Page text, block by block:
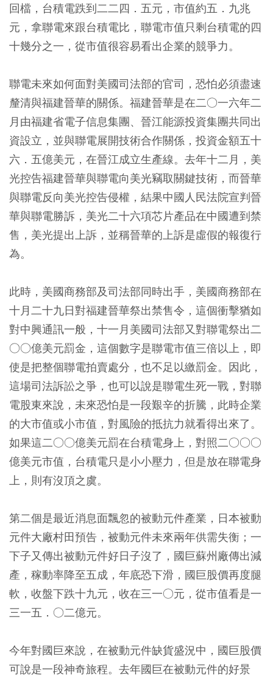
回檔，台積電跌到二二四．五元，市值約五．九兆
元，拿聯電來跟台積電比，聯電市值只剩台積電的四
十幾分之一，從市值很容易看出企業的競爭力。
聯電未來如何面對美國司法部的官司，恐怕必須盡速
釐清與福建晉華的關係。福建晉華是在二○一六年二
月由福建省電子信息集團、晉江能源投資集團共同出
資設立，並與聯電展開技術合作關係，投資金額五十
六．五億美元，在晉江成立生產線。去年十二月，美
光控告福建晉華與聯電向美光竊取關鍵技術，而晉華
與聯電反向美光控告侵權，結果中國人民法院宣判晉
華與聯電勝訴，美光二十六項芯片產品在中國遭到禁
售，美光提出上訴，並稱晉華的上訴是虛假的報復行
為。
此時，美國商務部及司法部同時出手，美國商務部在
十月二十九日對福建晉華祭出禁售令，這個衝擊猶如
對中興通訊一般，十一月美國司法部又對聯電祭出二
○○億美元罰金，這個數字是聯電市值三倍以上，即
使是把整個聯電拍賣處分，也不足以繳罰金。 因此，
這場司法訴訟之爭，也可以說是聯電生死一戰，對聯
電股東來說，未來恐怕是一段艱辛的折騰，此時企業
的大市值或小市值，對風險的抵抗力就看得出來了。
如果這二○○億美元罰在台積電身上，對照二○○○
億美元市值，台積電只是小小壓力，但是放在聯電身
上，則有沒頂之虞。
第二個是最近消息面飄忽的被動元件產業，日本被動
元件大廠村田預告，被動元件未來兩年供需失衡；一
下子又傳出被動元件好日子沒了，國巨蘇州廠傳出減
產，稼動率降至五成，年底恐下滑，國巨股價再度腿
軟，收盤下跌十九元，收在三一○元，從市值看是一
三一五．○二億元。
今年對國巨來說，在被動元件缺貨盛況中，國巨股價
可說是一段神奇旅程。去年國巨在被動元件的好景